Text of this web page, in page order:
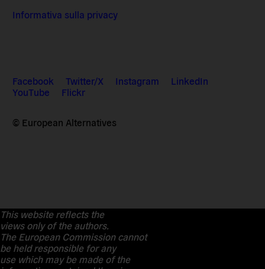
Informativa sulla privacy
Facebook Twitter/X Instagram
LinkedIn
YouTube
Flickr
© European Alternatives
This website reflects the
views only of the authors.
The European Commission cannot
be held responsible for any
use which may be made of the